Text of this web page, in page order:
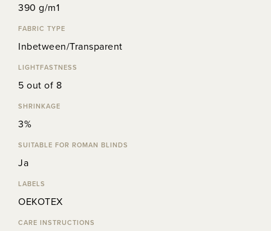
390 g/m1
FABRIC TYPE
Inbetween/Transparent
LIGHTFASTNESS
5 out of 8
SHRINKAGE
3%
SUITABLE FOR ROMAN BLINDS
Ja
LABELS
OEKOTEX
CARE INSTRUCTIONS